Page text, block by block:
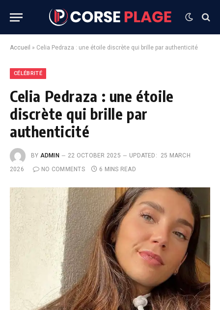
Accueil » Celia Pedraza : une étoile discrète qui brille par authenticité
CÉLÉBRITÉ
Celia Pedraza : une étoile
discrète qui brille par
authenticité
BY ADMIN 22 OCTOBER 2025 UPDATED:
25 MARCH
2026
NO COMMENTS 6 MINS READ